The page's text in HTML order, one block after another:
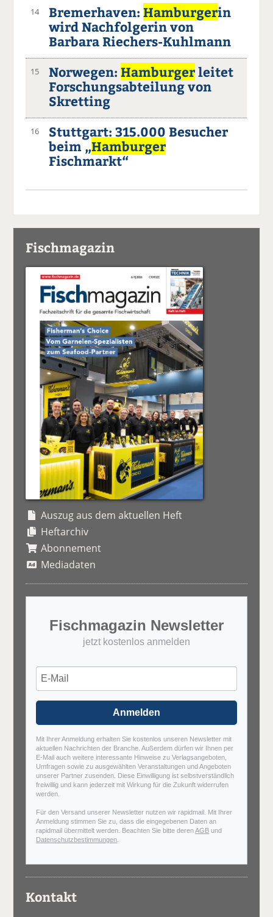
14 Bremerhaven:Hamburgerin
wird Nachfolgerin von
Barbara Riechers-Kuhlmann
15 Norwegen:Hamburgerleitet
Forschungsabteilung von
Skretting
16
Stuttgart: 315.000 Besucher
beim „Hamburger
Fischmarkt“
Fischmagazin
Auszug aus dem aktuellen Heft
Heftarchiv
Abonnement
Mediadaten
Fischmagazin Newsletter
jetzt kostenlos anmelden
Anmelden
Mit Ihrer Anmeldung erhalten Sie kostenlos unseren Newsletter mit
aktuellen Nachrichten der Branche. Außerdem dürfen wir Ihnen per
E-Mail auch weitere interessante Hinweise zu Verlagsangeboten,
Umfragen sowie zu ausgewählten Veranstaltungen und Angeboten
unserer Partner zusenden. Diese Einwilligung ist selbstverständlich
freiwillig und kann jederzeit mit Wirkung für die Zukunft widerrufen
werden.
Für den Versand unserer Newsletter nutzen wir rapidmail. Mit Ihrer
Anmeldung stimmen Sie zu, dass die eingegebenen Daten an
rapidmail übermittelt werden. Beachten Sie bitte derenAGB und
Datenschutzbestimmungen
Kontakt